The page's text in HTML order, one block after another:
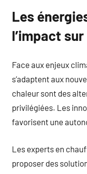
Les
l’impact
Face aux enjeux
s’adaptent aux
chaleur sont des
privilégiées. Les
favorisent une
Les experts en
proposer des